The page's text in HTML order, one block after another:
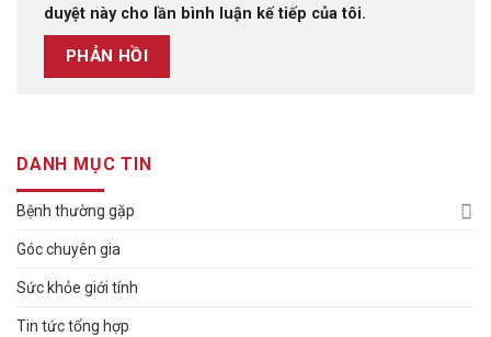
duyệt này cho lần bình luận kế tiếp của tôi.
DANH MỤC TIN
Bệnh thường gặp
Góc chuyên gia
Sức khỏe giới tính
Tin tức tổng hợp